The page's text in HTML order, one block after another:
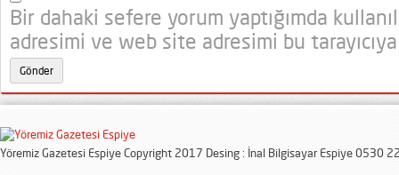
Bir dahaki sefere yorum yaptığımda
adresimi ve web site adresimi bu
Yöremiz Gazetesi Espiye Copyright 2017 Desing : İnal Bilgisayar Espiye 0530